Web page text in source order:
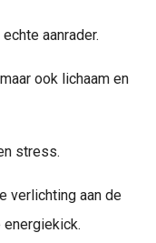
aanrader.
ook lichaam en
stress.
verlichting aan de